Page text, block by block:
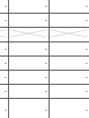
- -
-
- -
-
- -
-
- -
-
- -
-
- -
-
- -
-